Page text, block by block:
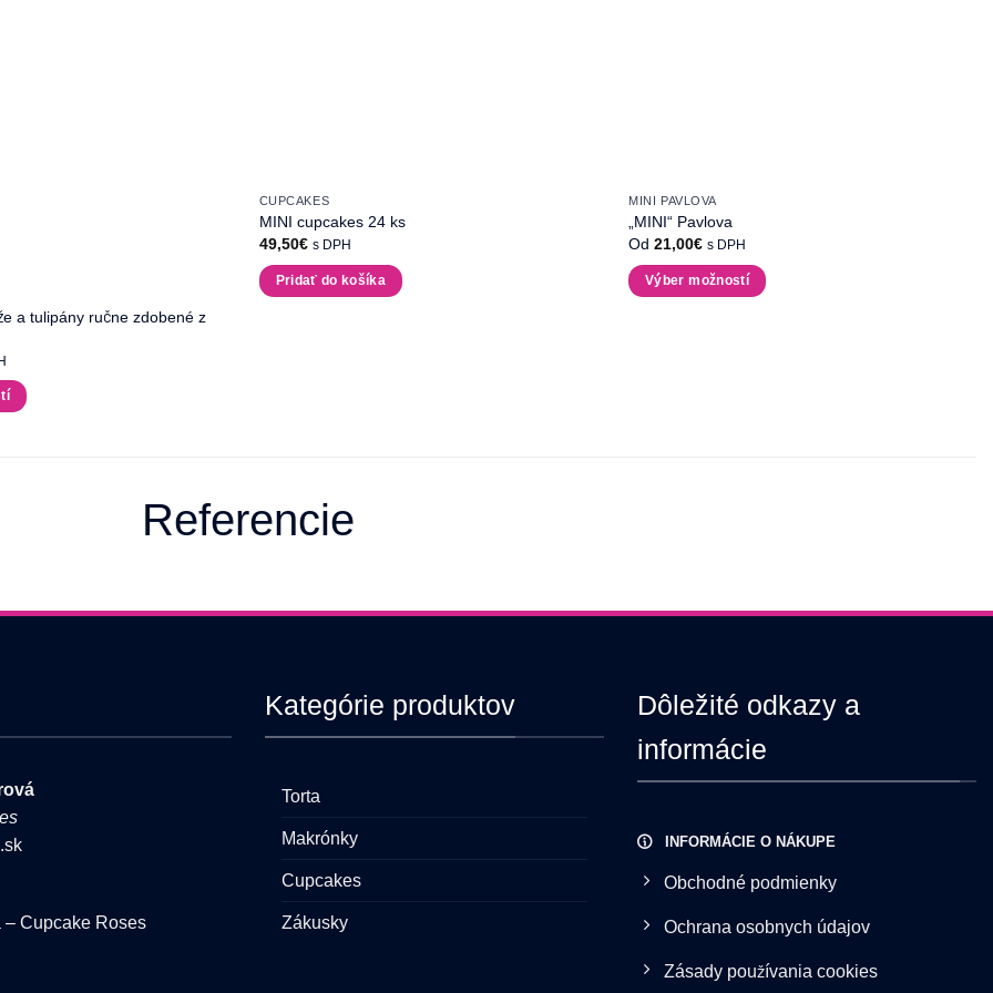
a tulipány ručne zdobené z
CUPCAKES
MINI cupcakes 24 ks
49,50€ s DPH
Pridať do košíka
MINI PAVLOVA
„MINI“ Pavlova
Od21,00€ s DPH
Výber možností
Referencie
– Cupcake Roses
Kategórie produktov
Torta
Makrónky
Cupcakes
Zákusky
Dôležité odkazy a
informácie
INFORMÁCIE O NÁKUPE
Obchodné podmienky
Ochrana osobnych údajov
Zásady používania cookies